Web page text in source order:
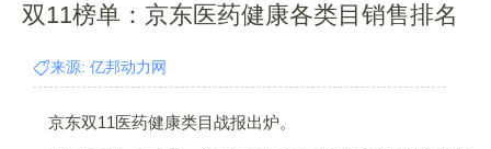
双11榜单：京东医药健康各类目销售排名
来源: 亿邦动力网
京东双11医药健康类目战报出炉。